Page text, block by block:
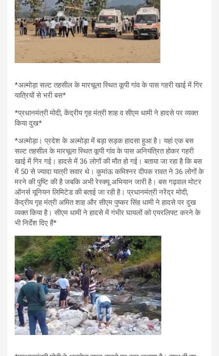
*अल्मोड़ा सल्ट तहसील के मारचूला स्थित कूपी गांव के पास गहरी खाई में गिर
यात्रियों से भरी बस*
*प्रधानमंत्री मोदी, केंद्रीय गृह मंत्री शाह व सीएम धामी ने हादसे पर व्यक्त
किया दुख*
*अल्मोड़ा। प्रदेश के अल्मोड़ा में बड़ा सड़क हादसा हुआ है। यहां एक बस
सल्ट तहसील के मारचूला स्थित कूपी गांव के पास अनियंत्रित होकर गहरी
खाई में गिर गई। हादसे में 36 लोगों की मौत हो गई। बताया जा रहा है कि बस
में 50 से ज्यादा यात्री सवार थे। कुमांऊ कमिश्नर दीपक रावत ने 36 लोगों के
मरने की पुष्टि की है जबकि अभी रेस्क्यू अभियान जारी है। बस गढ़वाल मोटर
ऑनर्स यूनियन लिमिटेड की बताई जा रही है। प्रधानमंत्री नरेंद्र मोदी,
केंद्रीय गृह मंत्री अमित शाह और सीएम पुष्कर सिंह धामी ने हादसे पर दुख
व्यक्त किया है। सीएम धामी ने हादसे में गंभीर घायलों को एयरलिफ्ट करने के
भी निर्देश दिए हैं*